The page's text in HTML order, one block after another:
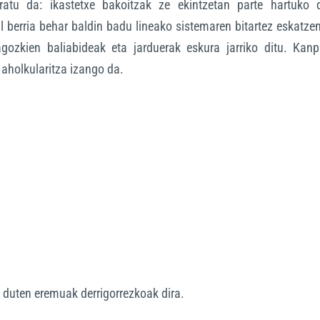
da: ikastetxe bakoitzak ze ekintzetan parte hartuko
behar baldin badu lineako sistemaren bitartez
baliabideak eta jarduerak eskura jarriko ditu.
izango da.
duten eremuak derrigorrezkoak dira.